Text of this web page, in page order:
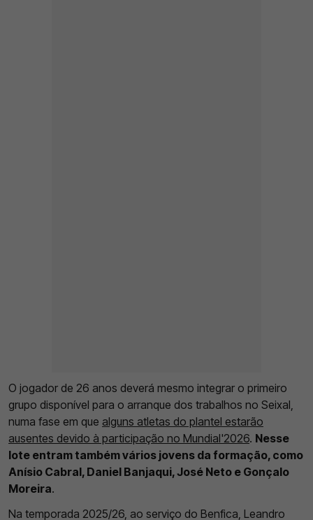
O jogador de 26 anos deverá mesmo integrar o primeiro
grupo disponível para o arranque dos trabalhos no Seixal,
numa fase em que alguns atletas do plantel estarão
ausentes devido à participação no Mundial'2026. Nesse
lote entram também vários jovens da formação, como
Anísio Cabral, Daniel Banjaqui, José Neto e Gonçalo
Moreira.
Na temporada 2025/26, ao serviço do Benfica, Leandro